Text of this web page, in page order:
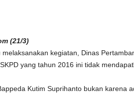
(21/3)
kegiatan, Dinas
yang tahun 2016 ini tidak
Kutim Suprihanto bukan karena